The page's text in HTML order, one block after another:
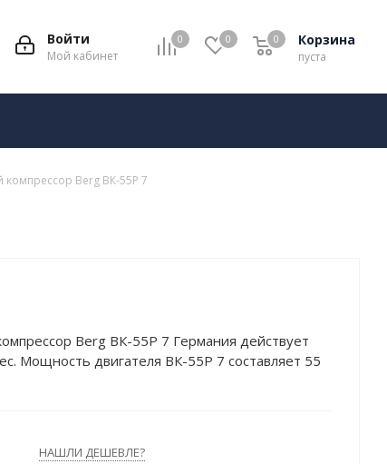
0 0 Корзина
пуста
0
Войти
Мой кабинет
компрессор Berg ВК-55Р 7
Berg ВК-55Р 7 Германия действует
Мощность двигателя ВК-55Р 7 составляет 55
давление – 7 атм. Устройство обладает высокой
НАШЛИ ДЕШЕВЛЕ?